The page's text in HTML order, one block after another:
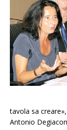
tavola sa
Antonio